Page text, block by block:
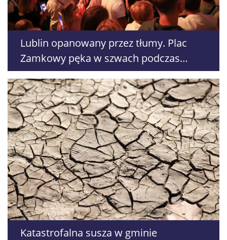
Lublin opanowany przez tłumy. Plac
Zamkowy pęka w szwach podczas
koncertu „Lato z Radiem i Telewizją
Polską”
Katastrofalna susza w gminie